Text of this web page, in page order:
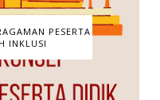
PESERTA
INKLUSI